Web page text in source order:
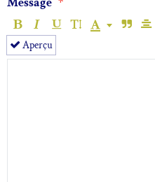
Aperçu